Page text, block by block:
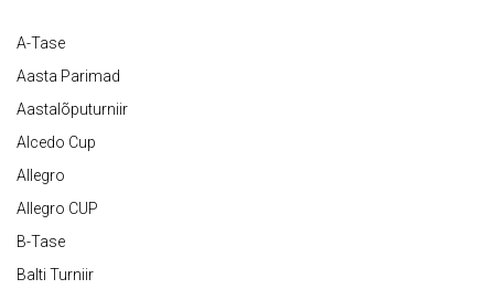
A-Tase
Aasta Parimad
Aastalõputurniir
Alcedo Cup
Allegro
Allegro CUP
B-Tase
Balti Turniir